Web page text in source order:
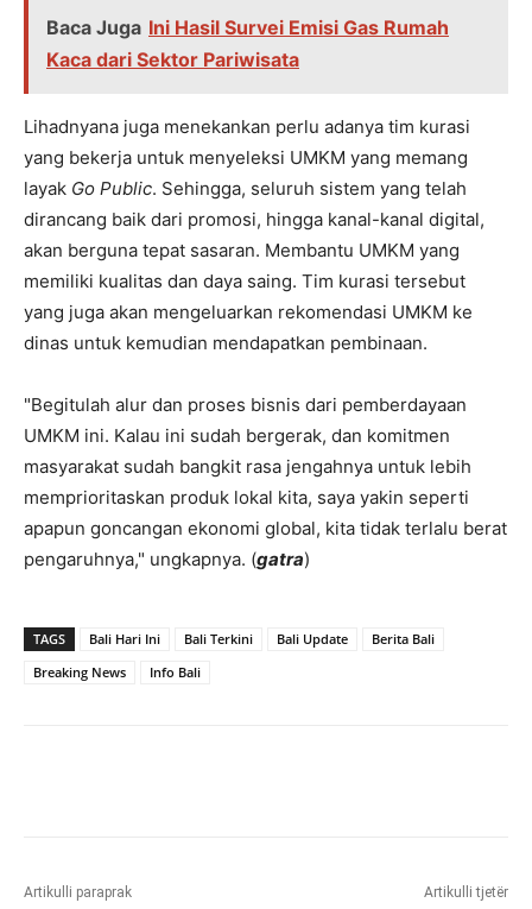
Baca Juga Ini Hasil Survei Emisi Gas Rumah
Kaca dari Sektor Pariwisata
Lihadnyana juga menekankan perlu adanya tim kurasi
yang bekerja untuk menyeleksi UMKM yang memang
layak Go Public. Sehingga, seluruh sistem yang telah
dirancang baik dari promosi, hingga kanal-kanal digital,
akan berguna tepat sasaran. Membantu UMKM yang
memiliki kualitas dan daya saing. Tim kurasi tersebut
yang juga akan mengeluarkan rekomendasi UMKM ke
dinas untuk kemudian mendapatkan pembinaan.
"Begitulah alur dan proses bisnis dari pemberdayaan
UMKM ini. Kalau ini sudah bergerak, dan komitmen
masyarakat sudah bangkit rasa jengahnya untuk lebih
memprioritaskan produk lokal kita, saya yakin seperti
apapun goncangan ekonomi global, kita tidak terlalu berat
pengaruhnya," ungkapnya. (gatra)
TAGS Bali Hari Ini Bali Terkini Bali Update
Berita Bali
Breaking News
Info Bali
Artikulli paraprak Artikulli tjetër